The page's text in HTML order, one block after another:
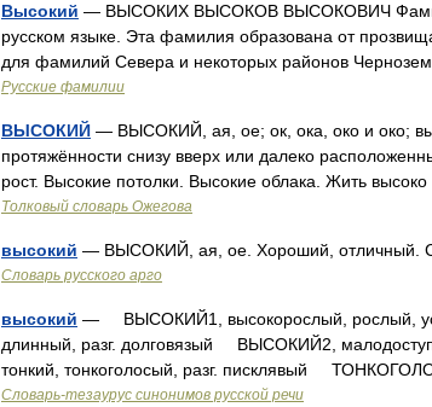
Высокий — ВЫСОКИХ ВЫСОКОВ ВЫСОКОВИЧ
русском языке. Эта фамилия образована от
для фамилий Севера и некоторых районов
Русские фамилии
ВЫСОКИЙ — ВЫСОКИЙ, ая, ое; ок, ока, око и око;
протяжённости снизу вверх или далеко
рост. Высокие потолки. Высокие облака. Жить
Толковый словарь Ожегова
высокий — ВЫСОКИЙ, ая, ое. Хороший, отличный.
Словарь русского арго
высокий — ВЫСОКИЙ1, высокорослый, рослый,
длинный, разг. долговязый ВЫСОКИЙ2,
тонкий, тонкоголосый, разг. писклявый
Словарь-тезаурус синонимов русской речи